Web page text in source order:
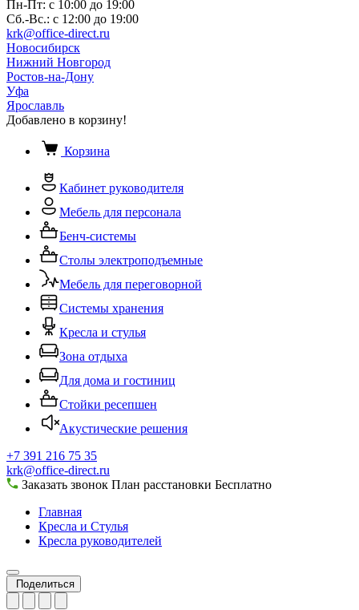
Пн-Пт: с 10:00 до 19:00
Сб.-Вс.: с 12:00 до 19:00
krk@office-direct.ru
Новосибирск
Нижний Новгород
Ростов-на-Дону
Уфа
Ярославль
Добавлено в корзину!
Корзина
Кабинет руководителя
Мебель для персонала
Бенч-системы
Столы электроподъемные
Мебель для переговорной
Системы хранения
Кресла и стулья
Зона отдыха
Для дома и гостиниц
Стойки ресепшен
Акустические решения
+7 391 216 75 35
krk@office-direct.ru
Заказать звонок План расстановки Бесплатно
Главная
Кресла и Стулья
Кресла руководителей
Поделиться